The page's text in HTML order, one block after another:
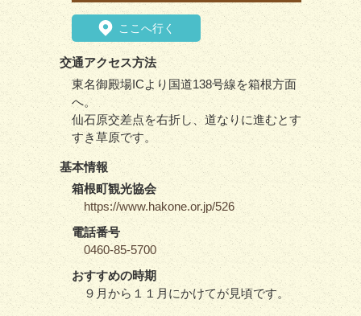
ここへ行く
交通アクセス方法
東名御殿場ICより国道138号線を箱根方面
へ。
仙石原交差点を右折し、道なりに進むとす
すき草原です。
基本情報
箱根町観光協会
https://www.hakone.or.jp/526
電話番号
0460-85-5700
おすすめの時期
９月から１１月にかけてが見頃です。